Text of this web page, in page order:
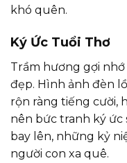
khó quên.
Ký Ức Tuổi Thơ
Trầm hương gợi
đẹp. Hình ảnh đèn
rộn ràng tiếng cười,
nên bức tranh ký ức
bay lên, những kỷ
người con xa quê.